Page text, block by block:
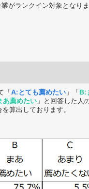
がランクイン対象となりま
「A:とても薦めたい 」「B:
あ薦めたい 」と回答した人
算出しております。